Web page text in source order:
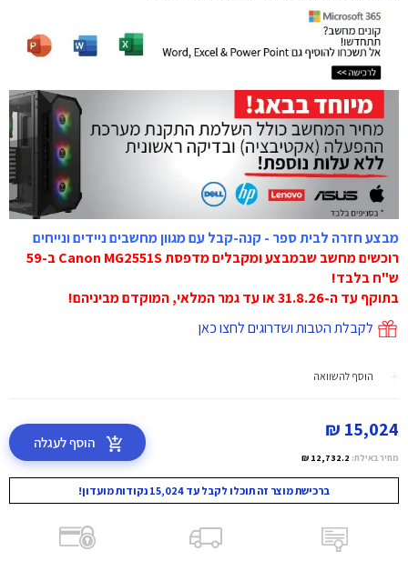
מבצע חזרה לבית ספר - קנה-קבל עם מגוון מחשבים ניידים ונייחים
רוכשים מחשב שבמבצע ומקבלים מדפסת Canon MG2551S ב-59
ש"ח בלבד!
בתוקף עד ה-31.8.26 או עד גמר המלאי, המוקדם מביניהם!
לקבלת הטבות ושדרוגים לחצו כאן
הוסף להשוואה
15,024 ₪
מחיר באילת: 12,732.2 ₪
הוסף לעגלה
ברכישת מוצר זה תוכלו לקבל עד 15,024 נקודות מועדון!